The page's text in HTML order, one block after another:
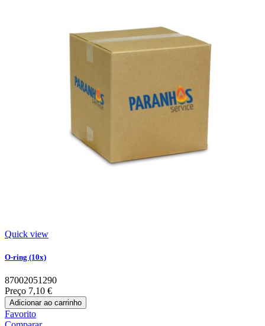
Quick view
O-ring (10x)
87002051290
Preço 7,10 €
Adicionar ao carrinho
Favorito